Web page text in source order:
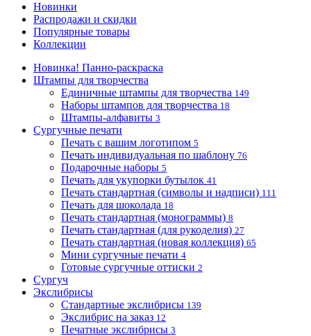
Новинки
Распродажи и скидки
Популярные товары
Коллекции
Новинка! Панно-раскраска
Штампы для творчества
Единичные штампы для творчества 149
Наборы штампов для творчества 18
Штампы-алфавиты 3
Сургучные печати
Печать с вашим логотипом 5
Печать индивидуальная по шаблону 76
Подарочные наборы 5
Печать для укупорки бутылок 41
Печать стандартная (символы и надписи) 111
Печать для шоколада 18
Печать стандартная (монограммы) 8
Печать стандартная (для рукоделия) 27
Печать стандартная (новая коллекция) 65
Мини сургучные печати 4
Готовые сургучные оттиски 2
Сургуч
Экслибрисы
Стандартные экслибрисы 139
Экслибрис на заказ 12
Печатные экслибрисы 3